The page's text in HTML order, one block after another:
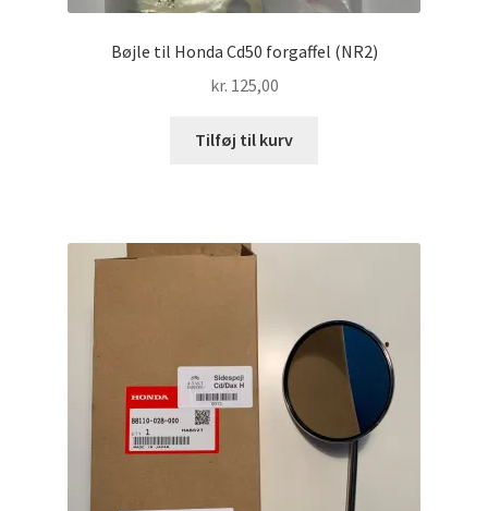
Bøjle til Honda Cd50 forgaffel (NR2)
kr. 125,00
Tilføj til kurv